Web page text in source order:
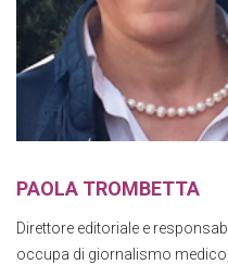
PAOLA TROMBETTA
Direttore editoriale e
occupa di giornalismo